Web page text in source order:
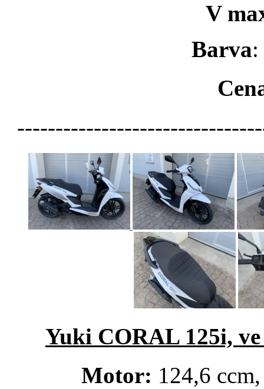
V
Barva
Yuki CORAL 125i,
Motor: 124,6